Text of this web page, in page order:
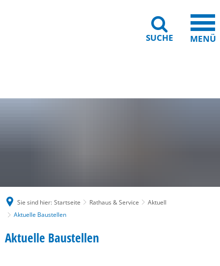
SUCHE MENÜ
Sie sind hier: Startseite Rathaus & Service
Aktuell
Aktuelle Baustellen
Aktuelle
Aktuelle Baustellen